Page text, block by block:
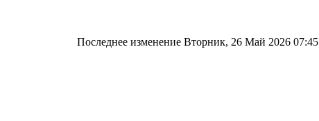
Последнее изменение Вторник, 26 Май 2026 07:45